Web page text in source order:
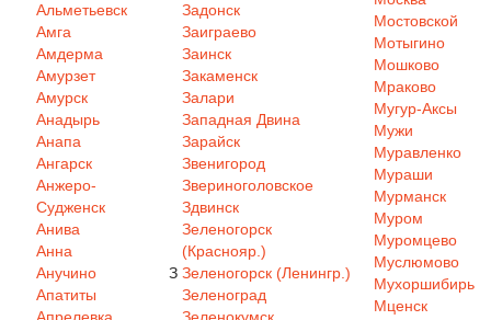
Альметьевск
Амга
Амдерма
Амурзет
Амурск
Анадырь
Анапа
Ангарск
Анжеро-
Судженск
Анива
Анна
Анучино
Апатиты
З
Задонск
Заиграево
Заинск
Закаменск
Залари
Западная Двина
Зарайск
Звенигород
Звериноголовское
Здвинск
Зеленогорск
(Краснояр.)
Зеленогорск (Ленингр.)
Зеленоград
Мостовской
Мотыгино
Мошково
Мраково
Мугур-Аксы
Мужи
Муравленко
Мураши
Мурманск
Муром
Муромцево
Муслюмово
Мухоршибирь
Мценск